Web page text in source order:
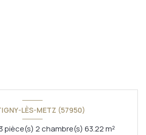
LÈS-METZ (57950)
Appartement 3 pièce(s) 2 chambre(s) 63.22 m²